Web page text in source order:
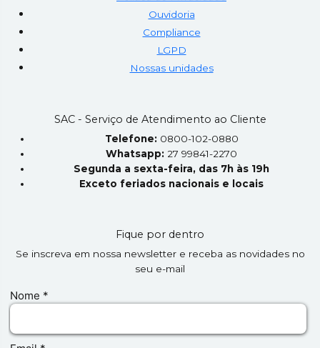
Ouvidoria
Compliance
LGPD
Nossas unidades
SAC - Serviço de Atendimento ao Cliente
Telefone: 0800-102-0880
Whatsapp: 27 99841-2270
Segunda a sexta-feira, das 7h às 19h
Exceto feriados nacionais e locais
Fique por dentro
Se inscreva em nossa newsletter e receba as novidades no
seu e-mail